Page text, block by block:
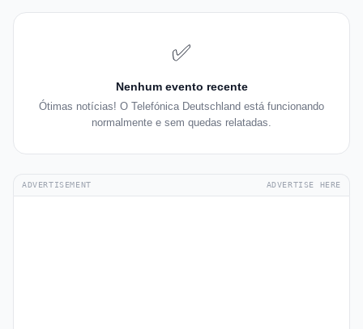
✅
Nenhum evento recente
Ótimas notícias! O Telefónica Deutschland está funcionando
normalmente e sem quedas relatadas.
ADVERTISEMENT ADVERTISE HERE